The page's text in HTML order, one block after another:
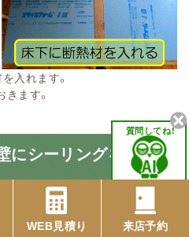
入れます。
ます。
にシーリングを増し
WEB見積り 来店予約
質問してね！